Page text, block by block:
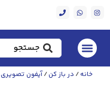
خانه/ در باز کن/آیفون تصویری